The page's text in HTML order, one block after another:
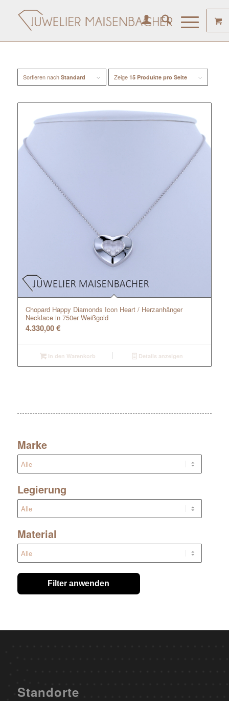
Sortieren nach Standard Zeige 15 Produkte pro Seite
Chopard Happy Diamonds Icon Heart / Herzanhänger
Necklace in 750er Weißgold
4.330,00€
In den Warenkorb Details anzeigen
Marke
Legierung
Material
Filter anwenden
Standorte